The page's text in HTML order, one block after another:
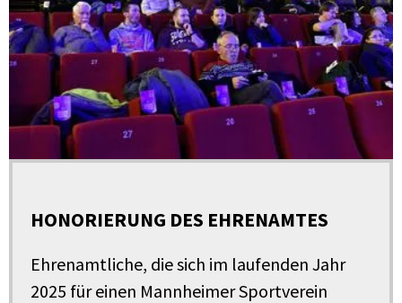
HONORIERUNG DES EHRENAMTES
Ehrenamtliche, die sich im laufenden Jahr
2025 für einen Mannheimer Sportverein